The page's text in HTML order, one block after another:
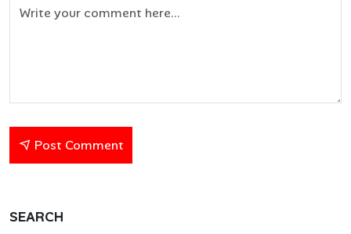
Post Comment
SEARCH